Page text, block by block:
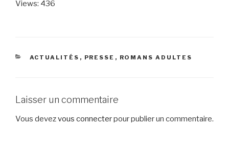
Views: 436
CATÉGORIES
ACTUALITÉS , PRESSE , ROMANS ADULTES
Laisser un commentaire
Vous devezvous connecterpour publier un commentaire.